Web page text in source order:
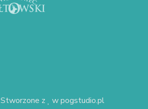
Stworzone z wpogstudio.pl